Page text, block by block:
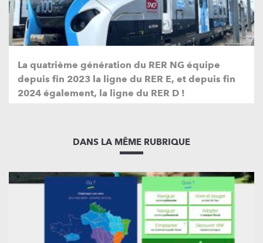
La quatrième génération du RER NG équipe
depuis fin 2023 la ligne du RER E, et depuis fin
2024 également, la ligne du RER D !
DANS LA MÊME RUBRIQUE